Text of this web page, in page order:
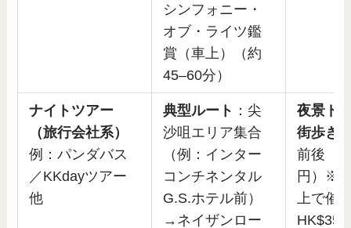
シンフォニー・
オブ・ライツ鑑
賞（車上）（約
45–60分）
ナイトツアー
（旅行会社系）
例：パンダバス
／KKdayツアー
他
典型ルート ：尖
沙咀エリア集合
（例：インター
コンチネンタル
G.S.ホテル前）
→ネイザンロー
夜景ド
街歩き
前後（
円）※
上で催
HK$350